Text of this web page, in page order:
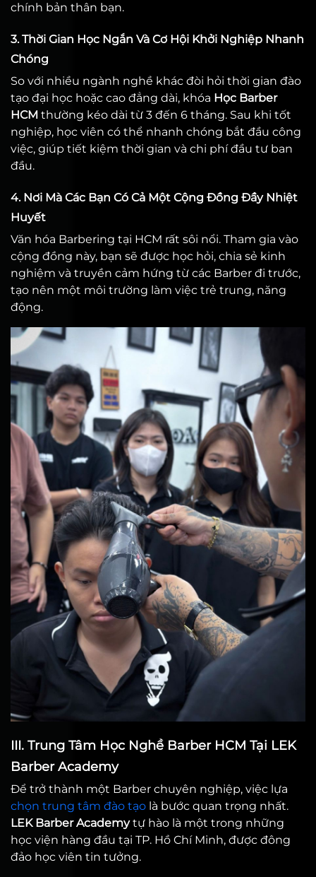
chính bản thân bạn.
3. Thời Gian Học Ngắn Và Cơ Hội Khởi Nghiệp Nhanh
Chóng
So với nhiều ngành nghề khác đòi hỏi thời gian đào
tạo đại học hoặc cao đẳng dài, khóa Học Barber
HCM thường kéo dài từ 3 đến 6 tháng. Sau khi tốt
nghiệp, học viên có thể nhanh chóng bắt đầu công
việc, giúp tiết kiệm thời gian và chi phí đầu tư ban
đầu.
4. Nơi Mà Các Bạn Có Cả Một Cộng Đồng Đầy Nhiệt
Huyết
Văn hóa Barbering tại HCM rất sôi nổi. Tham gia vào
cộng đồng này, bạn sẽ được học hỏi, chia sẻ kinh
nghiệm và truyền cảm hứng từ các Barber đi trước,
tạo nên một môi trường làm việc trẻ trung, năng
động.
III. Trung Tâm Học Nghề Barber HCM Tại LEK
Barber Academy
Để trở thành một Barber chuyên nghiệp, việc lựa
chọn trung tâm đào tạo là bước quan trọng nhất.
LEK Barber Academytự hào là một trong những
học viện hàng đầu tại TP. Hồ Chí Minh, được đông
đảo học viên tin tưởng.